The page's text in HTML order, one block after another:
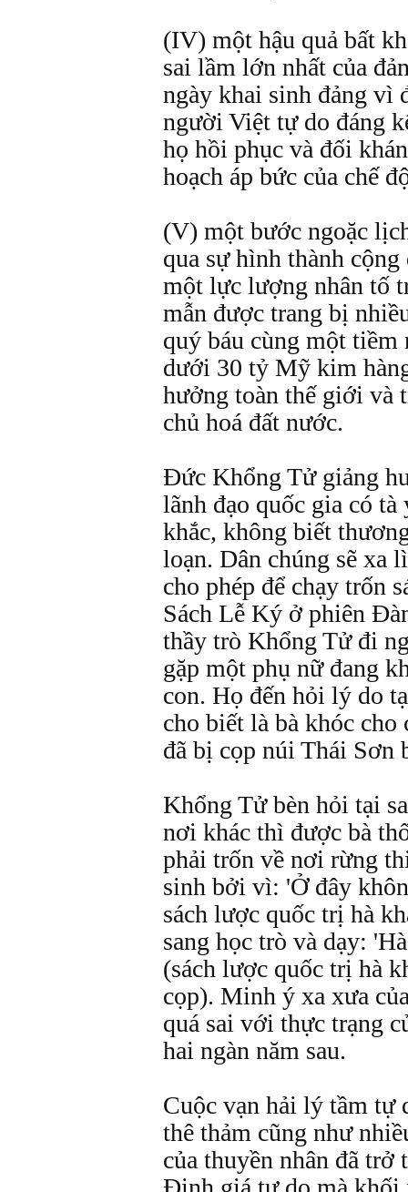
(IV) một hậu quả bất
sai lầm lớn nhất của
ngày khai sinh đảng vì
người Việt tự do đáng
họ hồi phục và đối
hoạch áp bức của chế
(V) một bước ngoặc
qua sự hình thành
một lực lượng nhân tố
mẫn được trang bị
quý báu cùng một tiềm
dưới 30 tỷ Mỹ kim
hưởng toàn thế giới và
chủ hoá đất nước.
Ðức Khổng Tử giảng
lãnh đạo quốc gia có tà
khắc, không biết
loạn. Dân chúng sẽ xa
cho phép để chạy trốn
Sách Lễ Ký ở phiên
thầy trò Khổng Tử đi
gặp một phụ nữ đang
con. Họ đến hỏi lý do
cho biết là bà khóc cho
đã bị cọp núi Thái Sơn
Khổng Tử bèn hỏi tại
nơi khác thì được bà
phải trốn về nơi rừng
sinh bởi vì: 'Ở đây
sách lược quốc trị hà
sang học trò và dạy:
(sách lược quốc trị hà
cọp). Minh ý xa xưa
quá sai với thực trạng
hai ngàn năm sau.
Cuộc vạn hải lý tầm tự
thê thảm cũng như
của thuyền nhân đã